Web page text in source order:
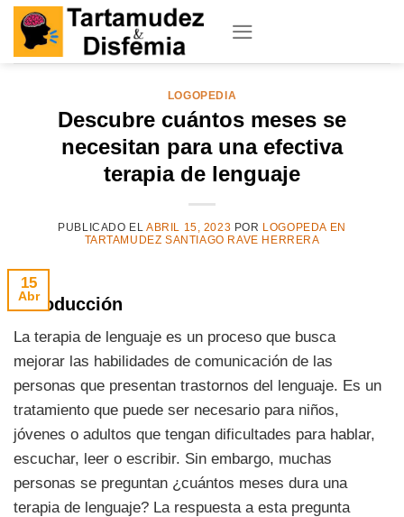
Skip
content
LOGOPEDIA
Descubre cuántos meses se
necesitan para una efectiva
terapia de lenguaje
PUBLICADO EL ABRIL 15, 2023 POR LOGOPEDA EN
TARTAMUDEZ SANTIAGO RAVE HERRERA
15
Abr
Introducción
La terapia de lenguaje es un proceso que busca
mejorar las habilidades de comunicación de las
personas que presentan trastornos del lenguaje. Es un
tratamiento que puede ser necesario para niños,
jóvenes o adultos que tengan dificultades para hablar,
escuchar, leer o escribir. Sin embargo, muchas
personas se preguntan ¿cuántos meses dura una
terapia de lenguaje? La respuesta a esta pregunta